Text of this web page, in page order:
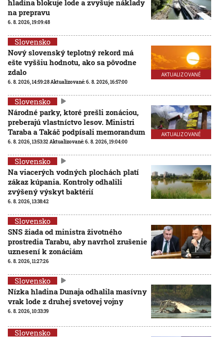
hladina blokuje lode a zvyšuje náklady
na prepravu
6. 8. 2026, 19:09:48
AKTUALIZOVANÉ
Slovensko
Nový slovenský teplotný rekord má
ešte vyššiu hodnotu, ako sa pôvodne
zdalo
6. 8. 2026, 14:59:28 Aktualizované:6. 8. 2026, 16:57:00
AKTUALIZOVANÉ
Slovensko
Národné parky, ktoré prešli zonáciou,
preberajú vlastníctvo lesov. Ministri
Taraba a Takáč podpísali memorandum
6. 8. 2026, 13:53:32 Aktualizované:6. 8. 2026, 19:04:00
Slovensko
Na viacerých vodných plochách platí
zákaz kúpania. Kontroly odhalili
zvýšený výskyt baktérií
6. 8. 2026, 13:38:42
Slovensko
SNS žiada od ministra životného
prostredia Tarabu, aby navrhol zrušenie
uznesení k zonáciám
6. 8. 2026, 11:27:26
Slovensko
Nízka hladina Dunaja odhalila masívny
vrak lode z druhej svetovej vojny
6. 8. 2026, 10:33:39
Slovensko